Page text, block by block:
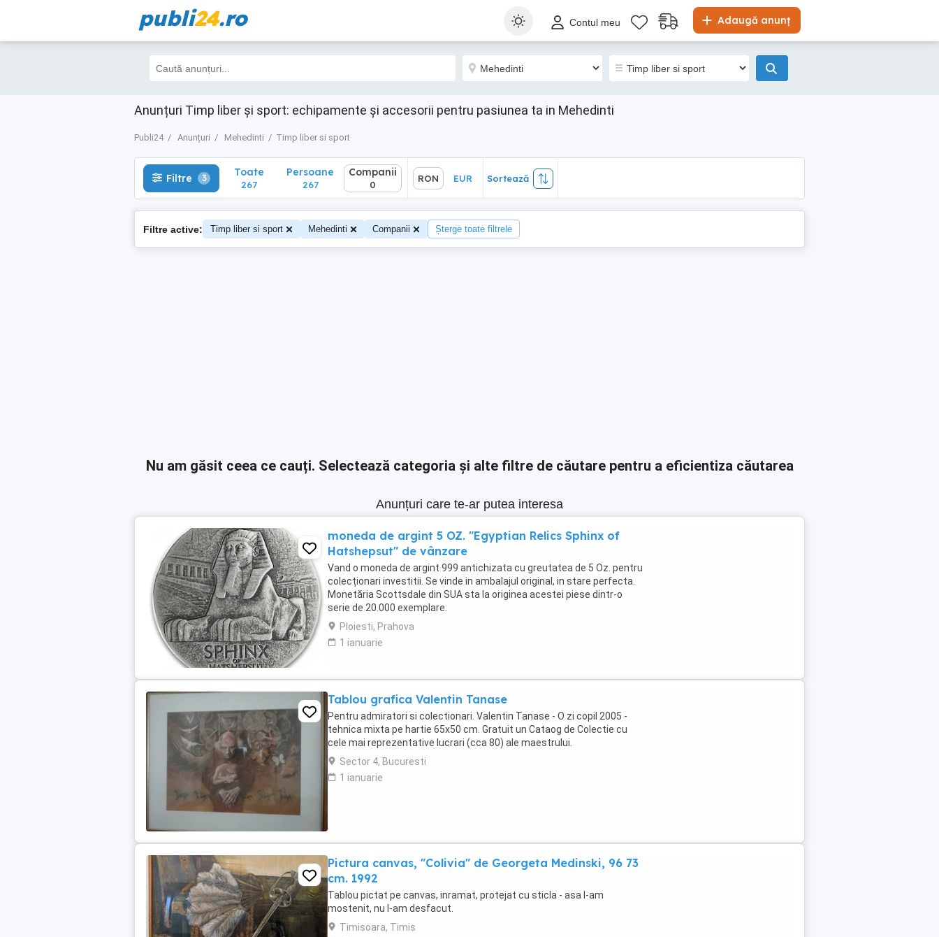
publi24.ro Adaugă anunț
Contul meu
Anunțuri Timp liber și sport: echipamente și accesorii pentru pasiunea ta in Mehedinti
Publi24 Anunțuri Mehedinti Timp liber si sport
Filtre 3 Toate
267
Sortează
Filtre 3 Toate
267
Persoane
267
Companii
0
RON EUR Sortează
Filtre active: Timp liber si sport Mehedinti Companii Șterge toate filtrele
Nu am găsit ceea ce cauți. Selectează categoria și alte filtre de căutare pentru a eficientiza căutarea
Anunțuri care te-ar putea interesa
moneda de argint 5 OZ. "Egyptian Relics Sphinx of
Hatshepsut" de vânzare
Vand o moneda de argint 999 antichizata cu greutatea de 5 Oz. pentru
colecționari investitii. Se vinde in ambalajul original, in stare perfecta.
Monetăria Scottsdale din SUA sta la originea acestei piese dintr-o
serie de 20.000 exemplare.
Ploiesti, Prahova
1 ianuarie
Tablou grafica Valentin Tanase
Pentru admiratori si colectionari. Valentin Tanase - O zi copil 2005 -
tehnica mixta pe hartie 65x50 cm. Gratuit un Cataog de Colectie cu
cele mai reprezentative lucrari (cca 80) ale maestrului.
Sector 4, Bucuresti
1 ianuarie
Pictura canvas, "Colivia" de Georgeta Medinski, 96 73
cm. 1992
Tablou pictat pe canvas, inramat, protejat cu sticla - asa l-am
mostenit, nu l-am desfacut.
Timisoara, Timis